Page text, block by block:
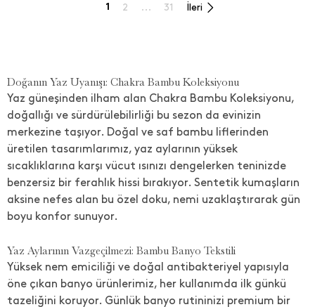
1 2 ... 31 İleri
Doğanın Yaz Uyanışı: Chakra Bambu Koleksiyonu
Yaz güneşinden ilham alan Chakra Bambu Koleksiyonu,
doğallığı ve sürdürülebilirliği bu sezon da evinizin
merkezine taşıyor. Doğal ve saf bambu liflerinden
üretilen tasarımlarımız, yaz aylarının yüksek
sıcaklıklarına karşı vücut ısınızı dengelerken teninizde
benzersiz bir ferahlık hissi bırakıyor. Sentetik kumaşların
aksine nefes alan bu özel doku, nemi uzaklaştırarak gün
boyu konfor sunuyor.
Yaz Aylarının Vazgeçilmezi: Bambu Banyo Tekstili
Yüksek nem emiciliği ve doğal antibakteriyel yapısıyla
öne çıkan banyo ürünlerimiz, her kullanımda ilk günkü
tazeliğini koruyor. Günlük banyo rutininizi premium bir